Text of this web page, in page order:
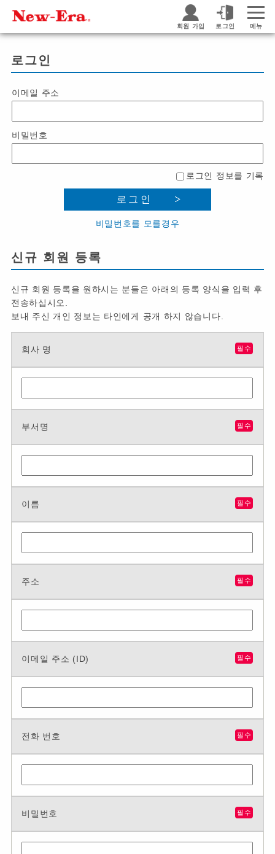
회원 가입 로그인 메뉴
로그인
이메일 주소
비밀번호
로그인 정보를 기록
로그인
비밀번호를 모를경우
신규 회원 등록
신규 회원 등록을 원하시는 분들은 아래의 등록 양식을 입력 후
전송하십시오.
보내 주신 개인 정보는 타인에게 공개 하지 않습니다.
회사 명 필수
부서명 필수
이름 필수
주소 필수
이메일 주소 (ID) 필수
전화 번호 필수
비밀번호 필수